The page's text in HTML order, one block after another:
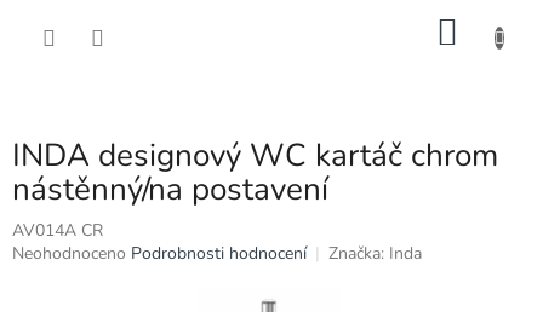
INDA designový WC kartáč chrom
nástěnný/na postavení
AV014A CR
Průměrné
Neohodnoceno Podrobnosti hodnocení Značka: Inda